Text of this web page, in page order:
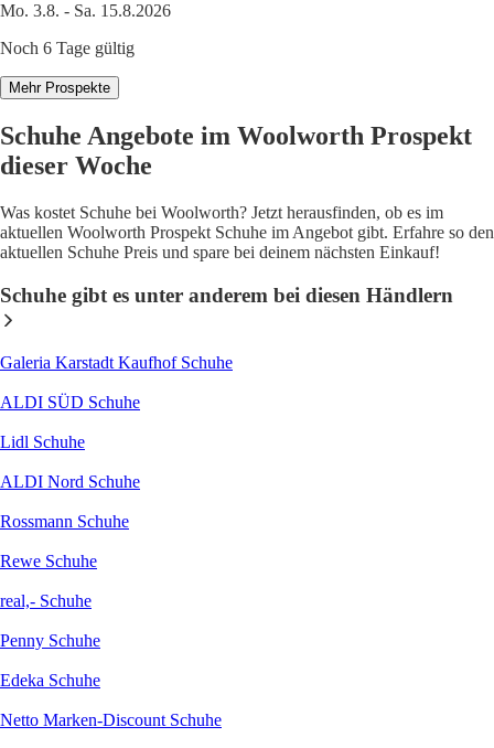
Mo. 3.8. - Sa. 15.8.2026
Noch 6 Tage gültig
Mehr Prospekte
Schuhe Angebote im Woolworth Prospekt
dieser Woche
Was kostet Schuhe bei Woolworth? Jetzt herausfinden, ob es im
aktuellen Woolworth Prospekt Schuhe im Angebot gibt. Erfahre so den
aktuellen Schuhe Preis und spare bei deinem nächsten Einkauf!
Schuhe gibt es unter anderem bei diesen Händlern
Galeria Karstadt Kaufhof Schuhe
ALDI SÜD Schuhe
Lidl Schuhe
ALDI Nord Schuhe
Rossmann Schuhe
Rewe Schuhe
real,- Schuhe
Penny Schuhe
Edeka Schuhe
Netto Marken-Discount Schuhe